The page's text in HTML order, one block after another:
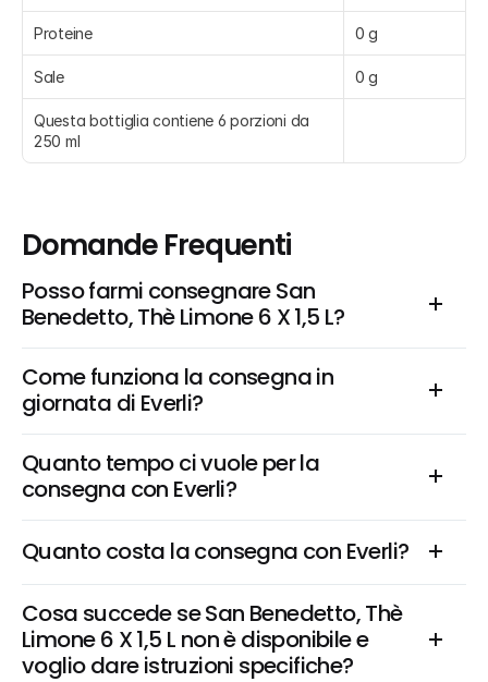
Proteine 0 g
Sale 0 g
Questa bottiglia contiene 6 porzioni da
250 ml
Domande Frequenti
Posso farmi consegnare San
Benedetto, Thè Limone 6 X 1,5 L?
Come funziona la consegna in
giornata di Everli?
Quanto tempo ci vuole per la
consegna con Everli?
Quanto costa la consegna con Everli?
Cosa succede se San Benedetto, Thè
Limone 6 X 1,5 L non è disponibile e
voglio dare istruzioni specifiche?